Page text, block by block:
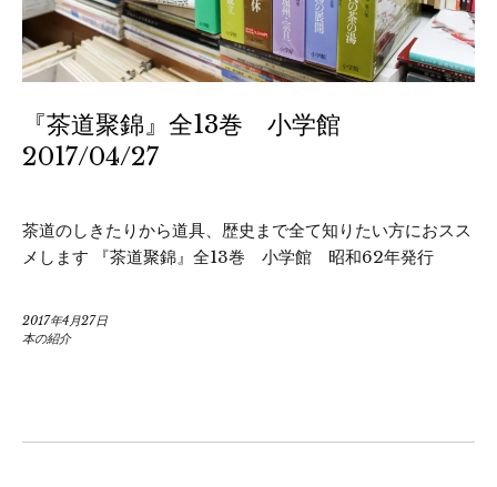
『茶道聚錦』全13巻 小学館
2017/04/27
茶道のしきたりから道具、歴史まで全て知りたい方におスス
メします 『茶道聚錦』全13巻 小学館 昭和62年発行
2017年4月27日
本の紹介